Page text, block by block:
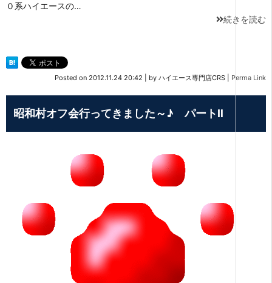
０系ハイエースの…
続きを読む
Posted on 2012.11.24 20:42 by ハイエース専門店CRS Perma Link
昭和村オフ会行ってきました～♪ パートⅡ